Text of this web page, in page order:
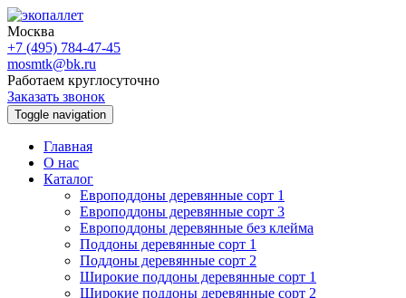
Москва
+7 (495) 784-47-45
mosmtk@bk.ru
Работаем круглосуточно
Заказать звонок
Toggle navigation
Главная
О нас
Каталог
Европоддоны деревянные сорт 1
Европоддоны деревянные сорт 3
Европоддоны деревянные без клейма
Поддоны деревянные сорт 1
Поддоны деревянные сорт 2
Широкие поддоны деревянные сорт 1
Широкие поддоны деревянные сорт 2